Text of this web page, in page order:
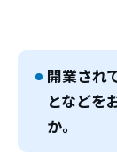
開業され
となどを
か。